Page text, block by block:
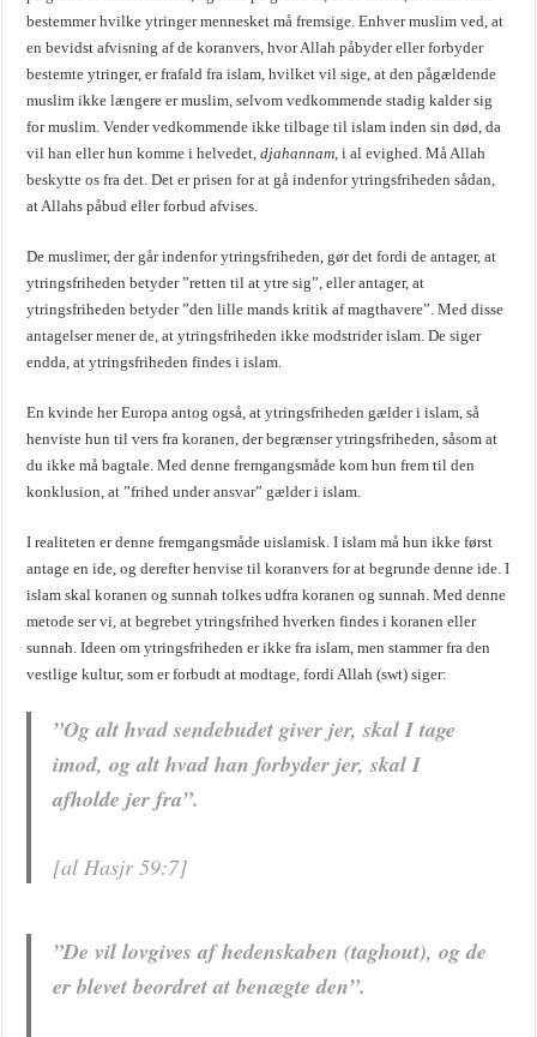
bestemmer hvilke ytringer mennesket må fremsige. Enhver muslim ved, at
en bevidst afvisning af de koranvers, hvor Allah påbyder eller forbyder
bestemte ytringer, er frafald fra islam, hvilket vil sige, at den pågældende
muslim ikke længere er muslim, selvom vedkommende stadig kalder sig
for muslim. Vender vedkommende ikke tilbage til islam inden sin død, da
vil han eller hun komme i helvedet,djahannam , i al evighed. Må Allah
beskytte os fra det. Det er prisen for at gå indenfor ytringsfriheden sådan,
at Allahs påbud eller forbud afvises.
De muslimer, der går indenfor ytringsfriheden, gør det fordi de antager, at
ytringsfriheden betyder ”retten til at ytre sig”, eller antager, at
ytringsfriheden betyder ”den lille mands kritik af magthavere”. Med disse
antagelser mener de, at ytringsfriheden ikke modstrider islam. De siger
endda, at ytringsfriheden findes i islam.
En kvinde her Europa antog også, at ytringsfriheden gælder i islam, så
henviste hun til vers fra koranen, der begrænser ytringsfriheden, såsom at
du ikke må bagtale. Med denne fremgangsmåde kom hun frem til den
konklusion, at ”frihed under ansvar” gælder i islam.
I realiteten er denne fremgangsmåde uislamisk. I islam må hun ikke først
antage en ide, og derefter henvise til koranvers for at begrunde denne ide. I
islam skal koranen og sunnah tolkes udfra koranen og sunnah. Med denne
metode ser vi, at begrebet ytringsfrihed hverken findes i koranen eller
sunnah. Ideen om ytringsfriheden er ikke fra islam, men stammer fra den
vestlige kultur, som er forbudt at modtage, fordi Allah (swt) siger:
”Og alt hvad sendebudet giver jer, skal I tage
imod, og alt hvad han forbyder jer, skal I
afholde jer fra”.
[al Hasjr 59:7]
”De vil lovgives af hedenskaben (taghout), og de
er blevet beordret at benægte den”.